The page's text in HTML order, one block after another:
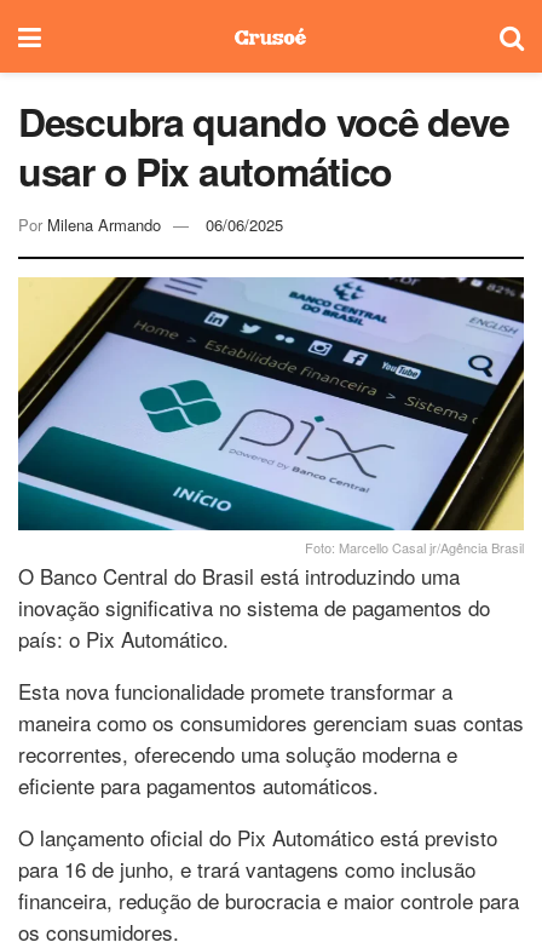
Descubra quando você deve
usar o Pix automático
Por Milena Armando 06/06/2025
Foto: Marcello Casal jr/Agência Brasil
O Banco Central do Brasil está introduzindo uma
inovação significativa no sistema de pagamentos do
país: o Pix Automático.
Esta nova funcionalidade promete transformar a
maneira como os consumidores gerenciam suas contas
recorrentes, oferecendo uma solução moderna e
eficiente para pagamentos automáticos.
O lançamento oficial do Pix Automático está previsto
para 16 de junho, e trará vantagens como inclusão
financeira, redução de burocracia e maior controle para
os consumidores.